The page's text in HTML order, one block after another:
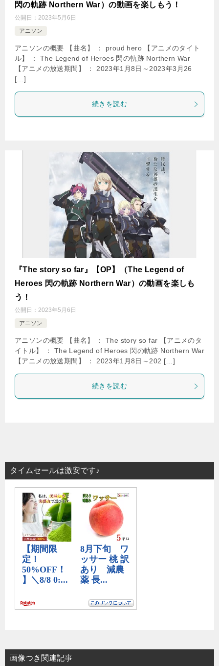
閃の軌跡 Northern War）の動画を楽しもう！
公開日： 2023年5月6日
アニソン
アニソンの概要 【曲名】 ： proud hero 【アニメのタイト
ル】 ： The Legend of Heroes 閃の軌跡 Northern War
【アニメの放送期間】 ： 2023年1月8日～2023年3月26
[…]
続きを読む
『The story so far』【OP】（The Legend of
Heroes 閃の軌跡 Northern War）の動画を楽しも
う！
公開日： 2023年5月6日
アニソン
アニソンの概要 【曲名】 ： The story so far 【アニメのタ
イトル】 ： The Legend of Heroes 閃の軌跡 Northern War
【アニメの放送期間】 ： 2023年1月8日～202 […]
続きを読む
タイムセールは激安です♪
画像つき関連記事